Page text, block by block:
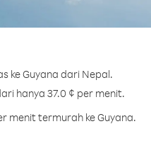
ke Guyana dari Nepal.
hanya 37.0 ¢ per menit.
menit termurah ke Guyana.